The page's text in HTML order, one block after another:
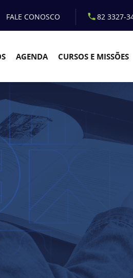
FALE CONOSCO 82 3327-
AGENDA CURSOS E MISSÕES